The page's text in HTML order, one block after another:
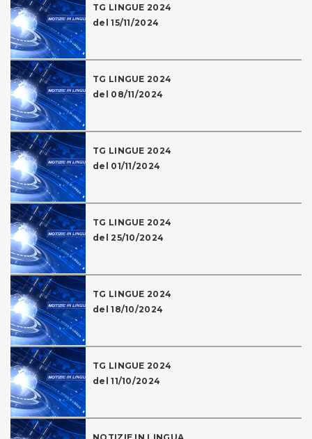
TG LINGUE 2024
del 15/11/2024
TG LINGUE 2024
del 08/11/2024
TG LINGUE 2024
del 01/11/2024
TG LINGUE 2024
del 25/10/2024
TG LINGUE 2024
del 18/10/2024
TG LINGUE 2024
del 11/10/2024